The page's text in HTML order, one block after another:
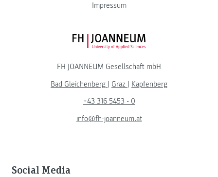
Impressum
FH JOANNEUM Logo
FH JOANNEUM Gesellschaft mbH
Bad Gleichenberg | Graz | Kapfenberg
+43 316 5453 - 0
info@fh-joanneum.at
Social Media